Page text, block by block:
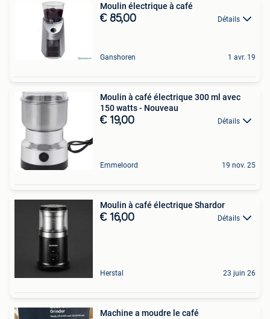
Moulin électrique à café
€ 85,00 Détails
Ganshoren 1 avr. 19
Moulin à café électrique 300 ml avec
150 watts - Nouveau
€ 19,00 Détails
Emmeloord 19 nov. 25
Moulin à café électrique Shardor
€ 16,00 Détails
Herstal 23 juin 26
Machine a moudre le café